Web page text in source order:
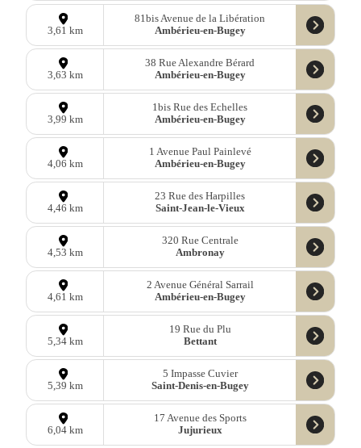
3,61 km
81bis Avenue de la Libération
Ambérieu-en-Bugey
3,63 km
38 Rue Alexandre Bérard
Ambérieu-en-Bugey
3,99 km
1bis Rue des Echelles
Ambérieu-en-Bugey
4,06 km
1 Avenue Paul Painlevé
Ambérieu-en-Bugey
4,46 km
23 Rue des Harpilles
Saint-Jean-le-Vieux
4,53 km
320 Rue Centrale
Ambronay
4,61 km
2 Avenue Général Sarrail
Ambérieu-en-Bugey
5,34 km
19 Rue du Plu
Bettant
5,39 km
5 Impasse Cuvier
Saint-Denis-en-Bugey
6,04 km
17 Avenue des Sports
Jujurieux